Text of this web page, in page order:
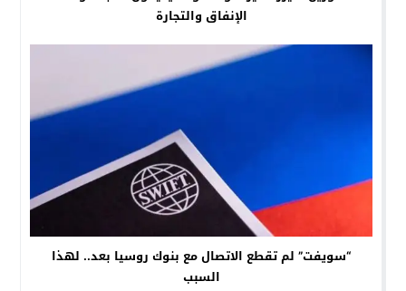
الإنفاق والتجارة
“سويفت” لم تقطع الاتصال مع بنوك روسيا بعد.. لهذا
السبب